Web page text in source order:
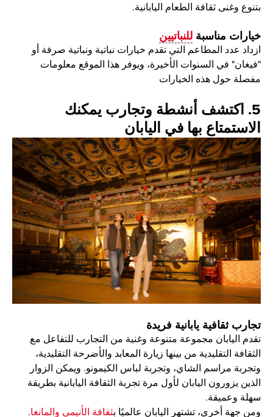
بتنوع وغنى ثقافة الطعام اليابانية.
خيارات مناسبة للنباتيين
ازداد عدد المطاعم التي تقدم خيارات نباتية ونباتية صرفة أو
"فيغان" في السنوات الأخيرة، ويوفر هذا الموقع معلومات
مفصلة حول هذه الخيارات
5. اكتشف أنشطة وتجارب يمكنك
الاستمتاع بها في اليابان
تجارب ثقافية يابانية فريدة
تقدم اليابان مجموعة متنوعة وغنية من التجارب للتفاعل مع
الثقافة التقليدية من بينها زيارة المعابد والأضرحة التقليدية،
وتجربة مراسم الشاي، وتجربة لباس الكيمونو. ويمكن الزوار
الذين يزورون اليابان لأول مرة تجربة الثقافة اليابانية بطريقة
سهلة وعميقة.
ومن جهة أخرى، تشتهر اليابان عالميًا بثقافة الأنيمي والمانغا.